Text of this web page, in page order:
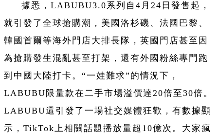
據悉，LABUBU3.0系列自4月24日發售起，
就引發了全球搶購潮，美國洛杉磯、法國巴黎、
韓國首爾等海外門店大排長隊，英國門店甚至因
為搶購發生混亂甚至打架，還有外國粉絲專門跑
到中國大陸打卡。“一娃難求”的情況下，
LABUBU限量款在二手市場溢價達20倍至30倍。
LABUBU還引發了一場社交媒體狂歡，有數據顯
示，TikTok上相關話題播放量超10億次。大家瘋